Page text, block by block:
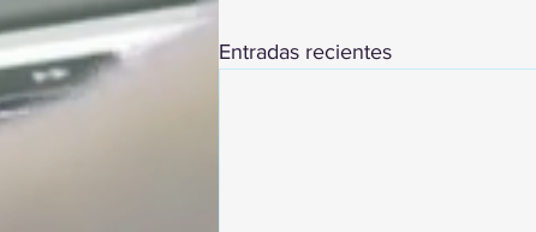
Entradas recientes